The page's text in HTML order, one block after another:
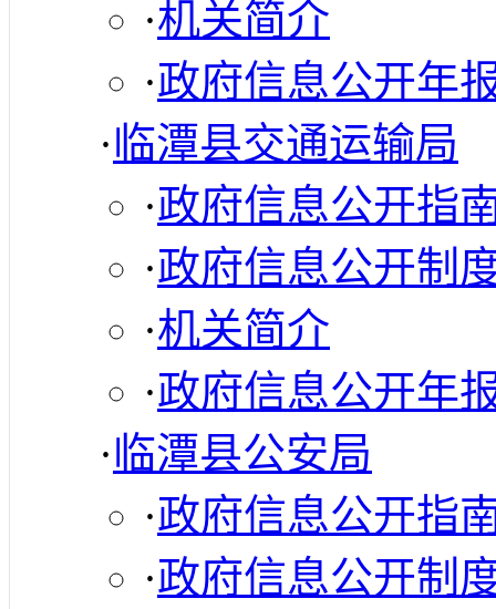
·机关简介
·政府信息公开年
·临潭县交通运输局
·政府信息公开指
·政府信息公开制
·机关简介
·政府信息公开年
·临潭县公安局
·政府信息公开指
·政府信息公开制